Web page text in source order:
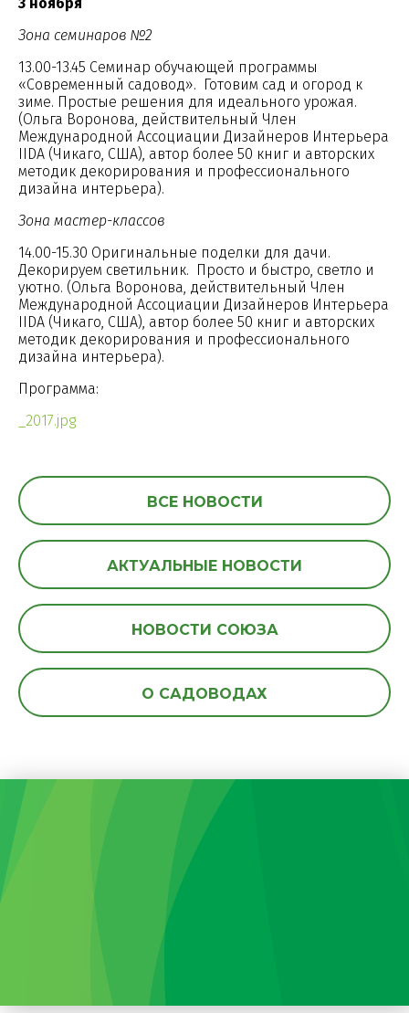
Зона семинаров №2
13.00-13.45 Семинар обучающей программы
«Современный садовод». Готовим сад и огород к
зиме. Простые решения для идеального урожая.
(Ольга Воронова, действительный Член
Международной Ассоциации Дизайнеров Интерьера
IIDA (Чикаго, США), автор более 50 книг и авторских
методик декорирования и профессионального
дизайна интерьера).
Зона мастер-классов
14.00-15.30 Оригинальные поделки для дачи.
Декорируем светильник. Просто и быстро, светло и
уютно. (Ольга Воронова, действительный Член
Международной Ассоциации Дизайнеров Интерьера
IIDA (Чикаго, США), автор более 50 книг и авторских
методик декорирования и профессионального
дизайна интерьера).
Программа:
_2017.jpg
ВСЕ НОВОСТИ
АКТУАЛЬНЫЕ НОВОСТИ
НОВОСТИ СОЮЗА
О САДОВОДАХ